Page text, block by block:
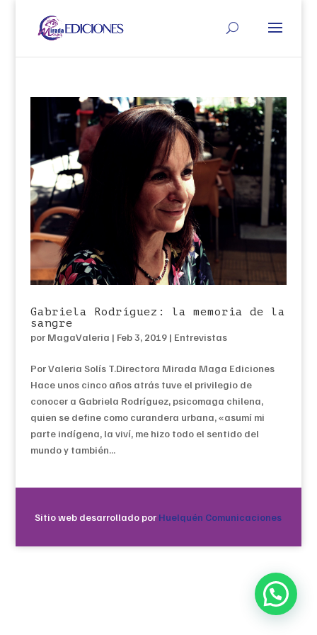
Gabriela Rodríguez: la memoria de la
sangre
por MagaValeria | Feb 3, 2019| Entrevistas
Por Valeria Solís T.Directora Mirada Maga Ediciones
Hace unos cinco años atrás tuve el privilegio de
conocer a Gabriela Rodríguez, psicomaga chilena,
quien se define como curandera urbana, «asumí mi
parte indígena, la viví, me hizo todo el sentido del
mundo y también...
Sitio web desarrollado por Huelquén Comunicaciones